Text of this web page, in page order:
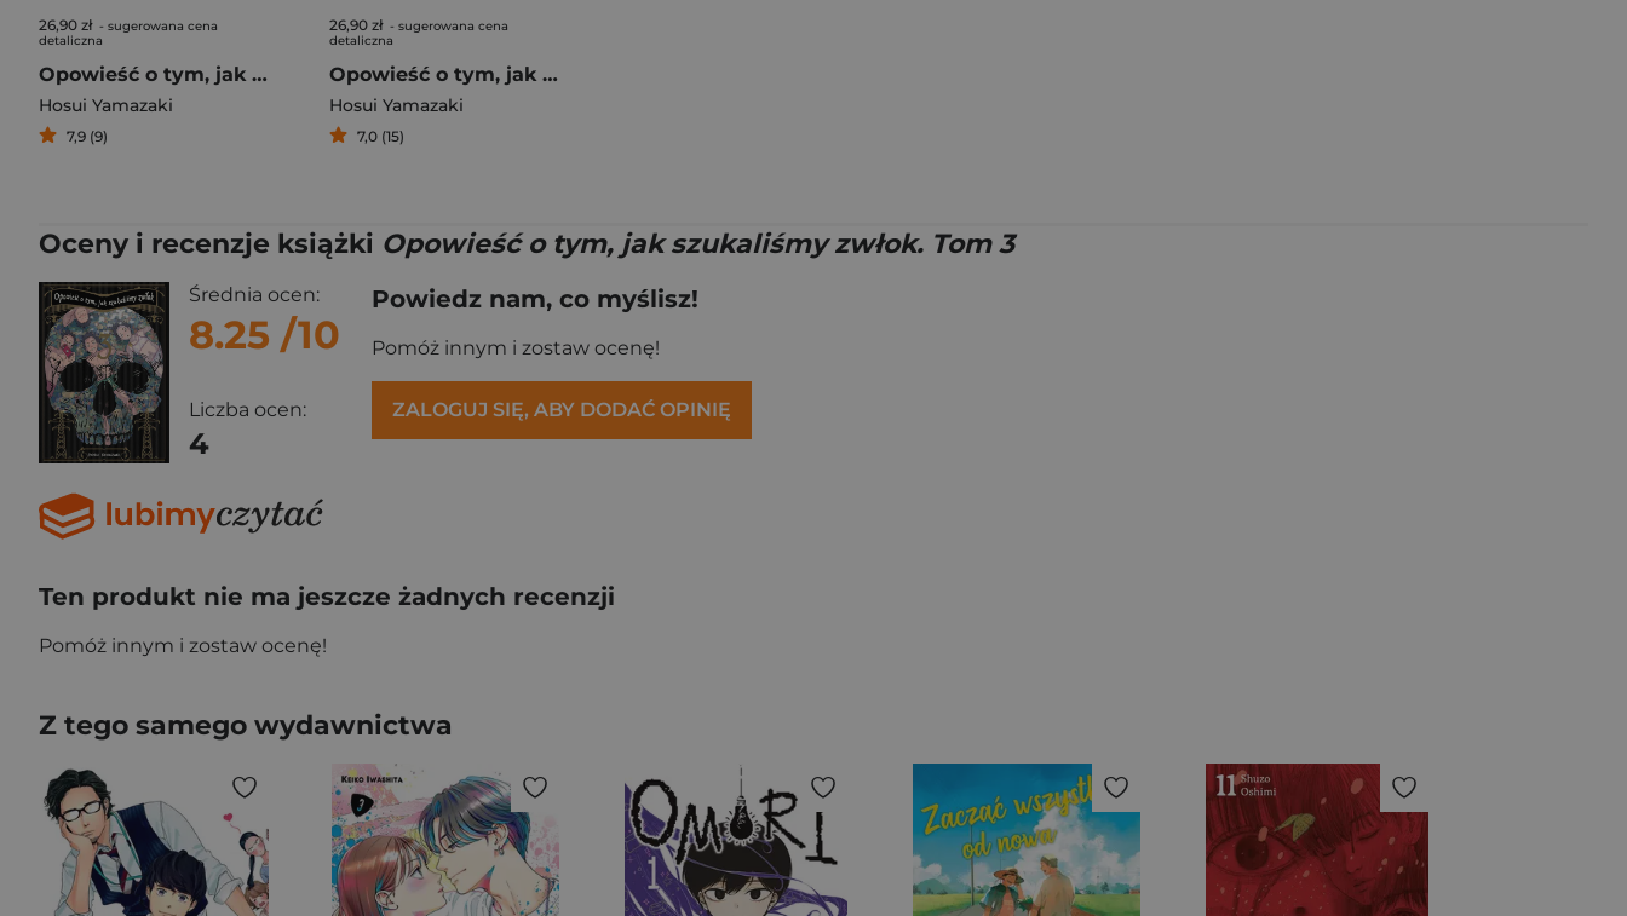
26,90 zł - sugerowana cena
detaliczna
Opowieść o tym, jak szukaliśmy zwłok. Tom 2
Hosui Yamazaki
7,9 (9)
26,90 zł - sugerowana cena
detaliczna
Opowieść o tym, jak szukaliśmy zwłok. Tom 1
Hosui Yamazaki
7,0 (15)
Oceny i recenzje książki Opowieść o tym, jak szukaliśmy zwłok. Tom 3
Średnia ocen:
8.25 /10
Liczba ocen:
4
Powiedz nam, co myślisz!
Pomóż innym i zostaw ocenę!
ZALOGUJ SIĘ, ABY DODAĆ OPINIĘ
Ten produkt nie ma jeszcze żadnych recenzji
Pomóż innym i zostaw ocenę!
Z tego samego wydawnictwa